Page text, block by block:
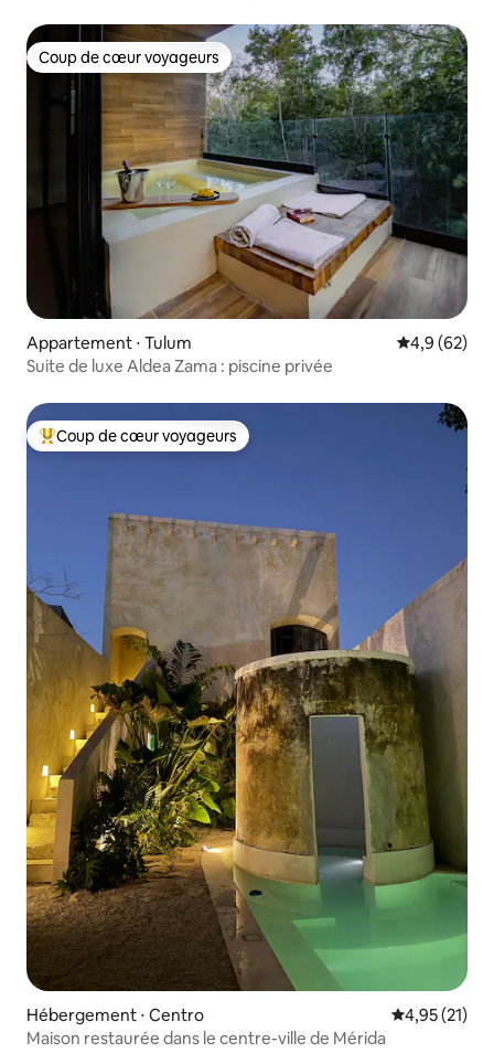
Coup de cœur voyageurs
Coup de cœur voyageurs
Appartement ⋅ Tulum Évaluation
4,9 (62)
Suite de luxe Aldea Zama : piscine privée
Coups de cœur voyageurs les plus appréciés
Coup de cœur voyageurs
Hébergement ⋅ Centro Évaluation
4,95 (21)
Maison restaurée dans le centre-ville de Mérida